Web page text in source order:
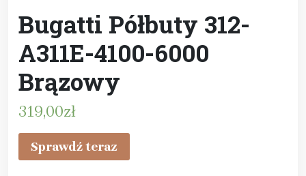
Bugatti Półbuty 312-
A311E-4100-6000
Brązowy
319,00zł
Sprawdź teraz